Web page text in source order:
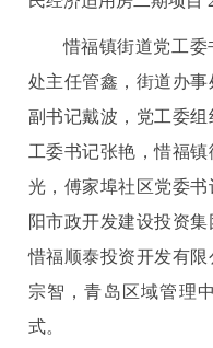
惜福镇街道党工
处主任管鑫，街道办
副书记戴波，党工委
工委书记张艳，惜福
光，傅家埠社区党委
阳市政开发建设投资
惜福顺泰投资开发有
宗智，青岛区域管理
式。